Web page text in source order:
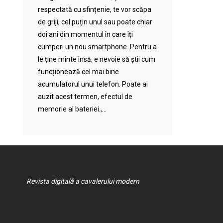
respectată cu sfințenie, te vor scăpa
de griji, cel puțin unul sau poate chiar
doi ani din momentul în care îți
cumperi un nou smartphone. Pentru a
le ține minte însă, e nevoie să știi cum
funcționează cel mai bine
acumulatorul unui telefon. Poate ai
auzit acest termen, efectul de
memorie al bateriei.,...
Revista digitală a cavalerului modern